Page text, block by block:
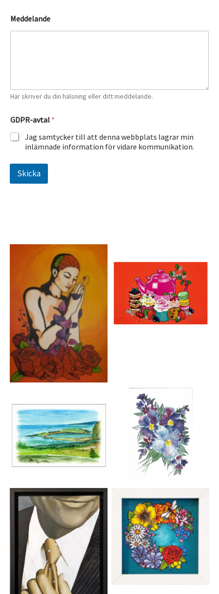
D
P
l
m
n
*
Meddelande
Här skriver du din hälsning eller ditt meddelande.
GDPR-avtal *
Jag samtycker till att denna webbplats lagrar min
inlämnade information för vidare kommunikation.
Skicka